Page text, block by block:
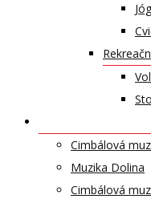
Cimbálová
Muzika Dolina
Cimbálová